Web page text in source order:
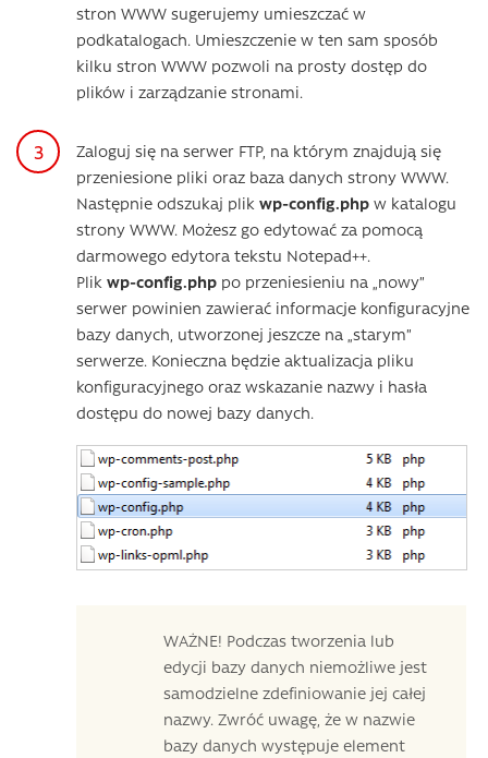
stron WWW sugerujemy umieszczać w
podkatalogach. Umieszczenie w ten sam sposób
kilku stron WWW pozwoli na prosty dostęp do
plików i zarządzanie stronami.
Zaloguj się na serwer FTP, na którym znajdują się
przeniesione pliki oraz baza danych strony WWW.
Następnie odszukaj plik wp-config.php w katalogu
strony WWW. Możesz go edytować za pomocą
darmowego edytora tekstu Notepad++.
Plik wp-config.php po przeniesieniu na „nowy”
serwer powinien zawierać informacje konfiguracyjne
bazy danych, utworzonej jeszcze na „starym”
serwerze. Konieczna będzie aktualizacja pliku
konfiguracyjnego oraz wskazanie nazwy i hasła
dostępu do nowej bazy danych.
WAŻNE! Podczas tworzenia lub
edycji bazy danych niemożliwe jest
samodzielne zdefiniowanie jej całej
nazwy. Zwróć uwagę, że w nazwie
bazy danych występuje element